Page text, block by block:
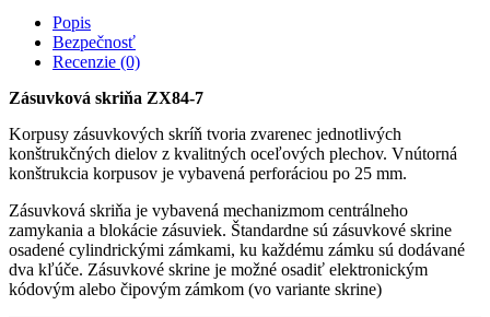
Popis
Bezpečnosť
Recenzie (0)
Zásuvková skriňa ZX84-7
Korpusy zásuvkových skríň tvoria zvarenec jednotlivých
konštrukčných dielov z kvalitných oceľových plechov. Vnútorná
konštrukcia korpusov je vybavená perforáciou po 25 mm.
Zásuvková skriňa je vybavená mechanizmom centrálneho
zamykania a blokácie zásuviek. Štandardne sú zásuvkové skrine
osadené cylindrickými zámkami, ku každému zámku sú dodávané
dva kľúče. Zásuvkové skrine je možné osadiť elektronickým
kódovým alebo čipovým zámkom (vo variante skrine)